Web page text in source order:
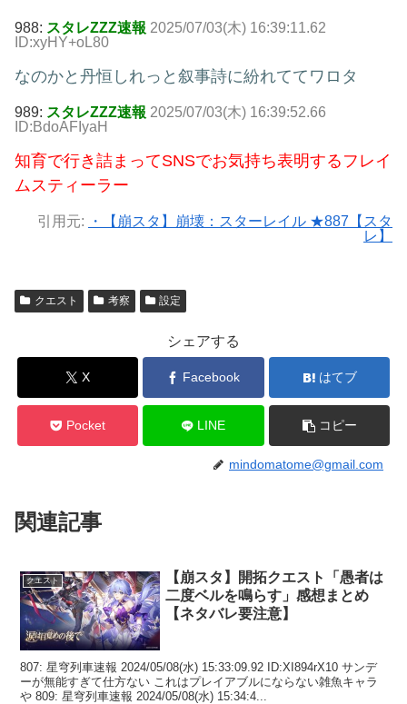
988: スタレZZZ速報 2025/07/03(木) 16:39:11.62
ID:xyHY+oL80
なのかと丹恒しれっと叙事詩に紛れててワロタ
989: スタレZZZ速報 2025/07/03(木) 16:39:52.66
ID:BdoAFIyaH
知育で行き詰まってSNSでお気持ち表明するフレイ
ムスティーラー
引用元:
・【崩スタ】崩壊：スターレイル ★887【スタ
レ】
クエスト 考察 設定
シェアする
X Facebook はてブ
Pocket LINE コピー
mindomatome@gmail.com
関連記事
クエスト
【崩スタ】開拓クエスト「愚者は
二度ベルを鳴らす」感想まとめ
【ネタバレ要注意】
807: 星穹列車速報 2024/05/08(水) 15:33:09.92 ID:XI894rX10 サンデ
ーが無能すぎて仕方ない これはプレイアブルにならない雑魚キャラ
や 809: 星穹列車速報 2024/05/08(水) 15:34:4...